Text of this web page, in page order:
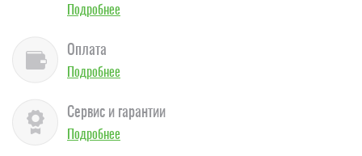
Подробнее
Оплата
Подробнее
Сервис и гарантии
Подробнее